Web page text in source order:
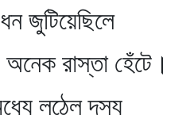
জুটিয়েছিলে
রাস্তা হেঁটে।
লুঠেল দস্যু